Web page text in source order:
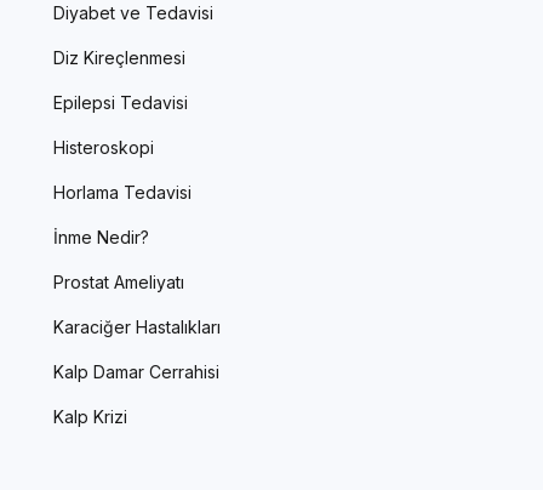
Diyabet ve Tedavisi
Diz Kireçlenmesi
Epilepsi Tedavisi
Histeroskopi
Horlama Tedavisi
İnme Nedir?
Prostat Ameliyatı
Karaciğer Hastalıkları
Kalp Damar Cerrahisi
Kalp Krizi